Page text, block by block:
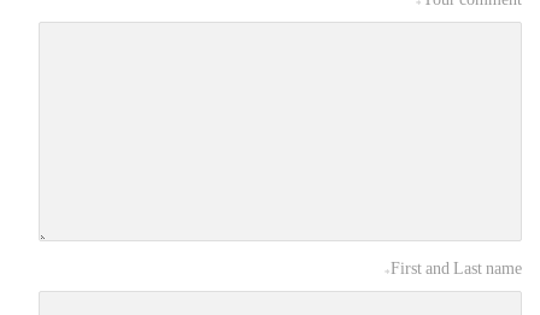
First and Last name
*